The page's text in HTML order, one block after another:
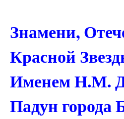
Знамени,
Красной
Именем Н.М.
Падун города